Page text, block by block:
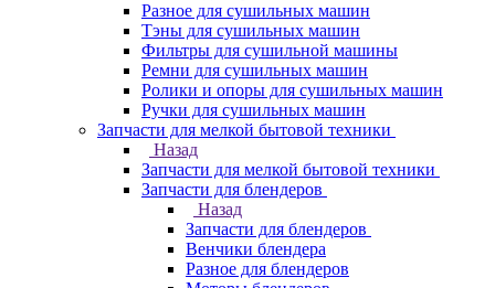
Разное для сушильных машин
Тэны для сушильных машин
Фильтры для сушильной машины
Ремни для сушильных машин
Ролики и опоры для сушильных машин
Ручки для сушильных машин
Запчасти для мелкой бытовой техники
Назад
Запчасти для мелкой бытовой техники
Запчасти для блендеров
Назад
Запчасти для блендеров
Венчики блендера
Разное для блендеров